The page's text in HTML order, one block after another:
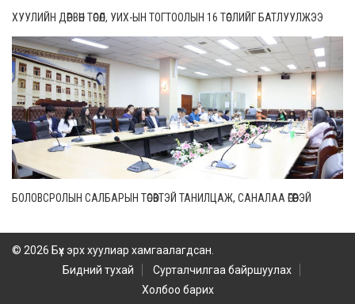
ХУУЛИЙН ДӨРВӨН ТӨСӨЛ, УИХ-ЫН ТОГТООЛЫН 16 ТӨСЛИЙГ БАТЛУУЛЖЭЭ
БОЛОВСРОЛЫН САЛБАРЫН ТӨСӨВТЭЙ ТАНИЛЦАЖ, САНАЛАА ӨГӨӨРЭЙ
© 2026 Бүх эрх хуулиар хамгаалагдсан.
Бидний тухай
Сурталчилгаа байршуулах
Холбоо барих